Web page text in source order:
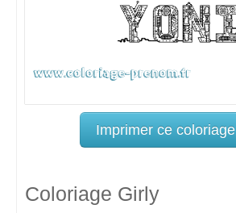
Imprimer ce coloriage
Coloriage Girly